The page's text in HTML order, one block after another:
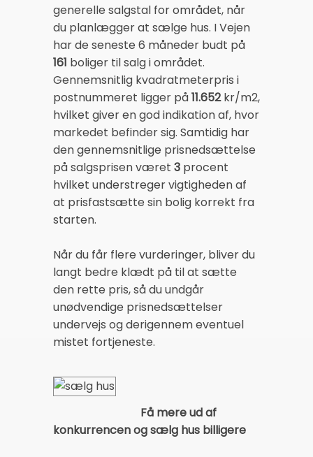
generelle salgstal for området, når
du planlægger at sælge hus. I Vejen
har de seneste 6 måneder budt på
161 boliger til salg i området.
Gennemsnitlig kvadratmeterpris i
postnummeret ligger på11.652kr/m2,
hvilket giver en god indikation af, hvor
markedet befinder sig. Samtidig har
den gennemsnitlige prisnedsættelse
på salgsprisen været 3 procent
hvilket understreger vigtigheden af
at prisfastsætte sin bolig korrekt fra
starten.
Når du får flere vurderinger, bliver du
langt bedre klædt på til at sætte
den rette pris, så du undgår
unødvendige prisnedsættelser
undervejs og derigennem eventuel
mistet fortjeneste.
Få mere ud af
konkurrencen og sælg hus billigere